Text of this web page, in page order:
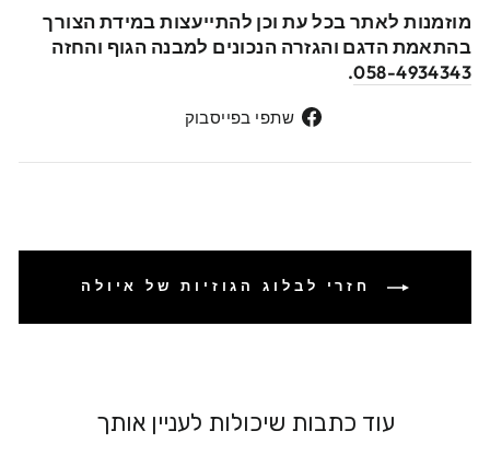
מוזמנות לאתר בכל עת וכן להתייעצות במידת הצורך
בהתאמת הדגם והגזרה הנכונים למבנה הגוף והחזה
058-4934343
.
שתפי בפייסבוק
חזרי לבלוג הגוזיות של איולה
עוד כתבות שיכולות לעניין אותך